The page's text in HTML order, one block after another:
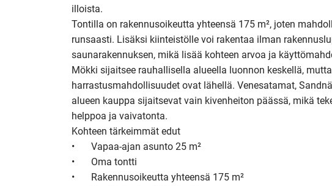
illoista.
Tontilla on rakennusoikeutta yhteensä 175 m², joten
runsaasti. Lisäksi kiinteistölle voi rakentaa ilman
saunarakennuksen, mikä lisää kohteen arvoa ja
Mökki sijaitsee rauhallisella alueella luonnon keskellä,
harrastusmahdollisuudet ovat lähellä. Venesatamat,
alueen kauppa sijaitsevat vain kivenheiton päässä, mikä
helppoa ja vaivatonta.
Kohteen tärkeimmät edut
•	Vapaa-ajan asunto 25 m²
•	Oma tontti
•	Rakennusoikeutta yhteensä 175 m²